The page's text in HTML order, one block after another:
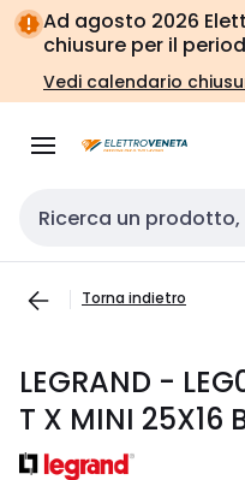
Vai alla
navigazione
Vai
alla
pagina
Ad agosto 2026
chiusure per il
Vedi calendario
Cerca input
Torna indietro
LEGRAND -
T X MINI 25X16